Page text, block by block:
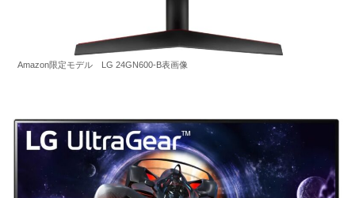
Amazon限定モデル LG 24GN600-B表画像